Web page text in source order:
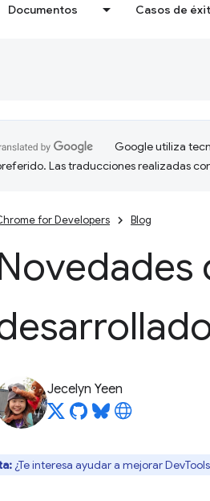
Documentos Casos de
Google utiliza
Las traducciones realizadas
for Developers Blog
Jecelyn Yeen
¿Te interesa ayudar a mejorar